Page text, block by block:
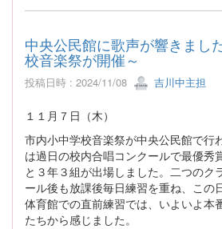
中央公民館に歌声が響きまし
校音楽祭が開催～
投稿日時 : 2024/11/08 吉川中主担
１１月７日（木）
市内小中学校音楽祭が中央公民館で行
は過日の校内合唱コンクールで最優秀
と３年３組が出場しました。二つのク
ール後も放課後毎日練習を重ね、この
体育館での直前練習では、いよいよ本
たちから感じました。